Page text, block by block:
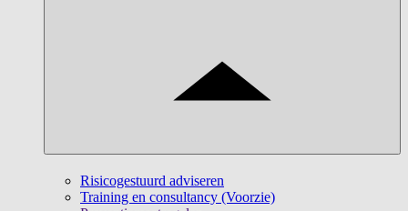
Risicogestuurd adviseren
Training en consultancy (Voorzie)